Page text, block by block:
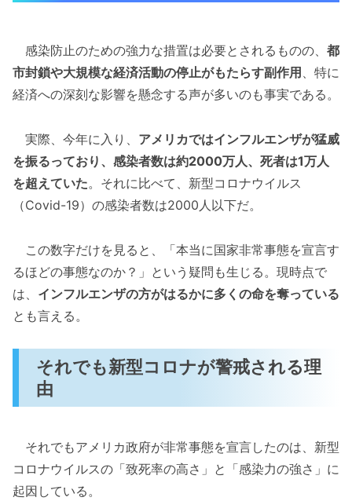
感染防止のための強力な措置は必要とされるものの、 都
市封鎖や大規模な経済活動の停止がもたらす副作用 、特に
経済への深刻な影響を懸念する声が多いのも事実である。
実際、今年に入り、 アメリカではインフルエンザが猛威
を振るっており、感染者数は約2000万人、死者は1万人
を超えていた。それに比べて、新型コロナウイルス
（Covid-19）の感染者数は2000人以下だ。
この数字だけを見ると、「本当に国家非常事態を宣言す
るほどの事態なのか？」という疑問も生じる。現時点で
は、 インフルエンザの方がはるかに多くの命を奪っている
とも言える。
それでも新型コロナが警戒される理
由
それでもアメリカ政府が非常事態を宣言したのは、新型
コロナウイルスの「致死率の高さ」と「感染力の強さ」に
起因している。